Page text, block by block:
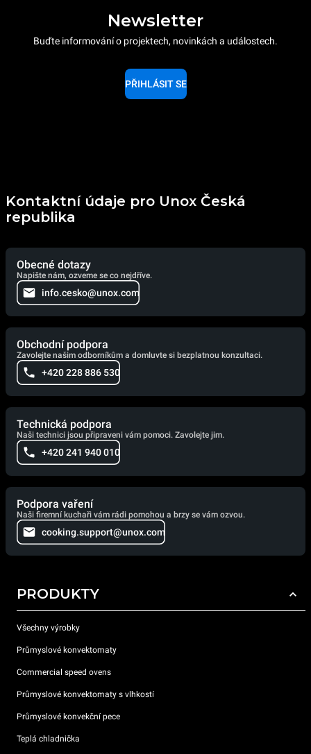
Newsletter
Buďte informování o projektech, novinkách a událostech.
PŘIHLÁSIT SE
Kontaktní údaje pro Unox Česká
republika
Obecné dotazy
Napište nám, ozveme se co nejdříve.
info.cesko@unox.com
Obchodní podpora
Zavolejte našim odborníkům a domluvte si bezplatnou konzultaci.
+420 228 886 530
Technická podpora
Naši technici jsou připraveni vám pomoci. Zavolejte jim.
+420 241 940 010
Podpora vaření
Naši firemní kuchaři vám rádi pomohou a brzy se vám ozvou.
cooking.support@unox.com
PRODUKTY
Všechny výrobky
Průmyslové konvektomaty
Commercial speed ovens
Průmyslové konvektomaty s vlhkostí
Průmyslové konvekční pece
Teplá chladnička